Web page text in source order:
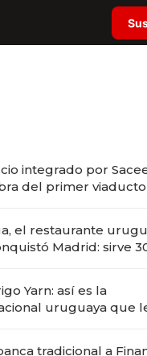
integrado por
del primer
el restaurante
Madrid: sirve
apertura
Yarn: así es la
uruguaya que
tradicional a